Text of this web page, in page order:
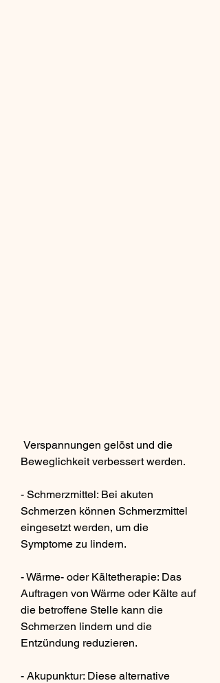
Beweglichkeit verbessert werden.
- Schmerzmittel: Bei akuten
Schmerzen können Schmerzmittel
eingesetzt werden, um die
Symptome zu lindern.
- Wärme- oder Kältetherapie: Das
Auftragen von Wärme oder Kälte auf
die betroffene Stelle kann die
Schmerzen lindern und die
Entzündung reduzieren.
- Akupunktur: Diese alternative